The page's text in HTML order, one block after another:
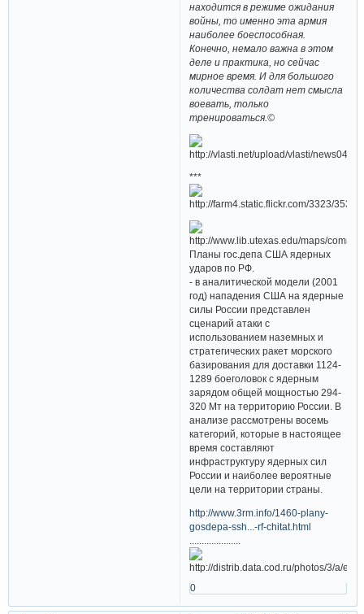
находится в режиме ожидания
войны, то именно эта армия
наиболее боеспособная.
Конечно, немало важна в этом
деле и практика, но сейчас
мирное время. И для большого
количества солдат нет смысла
воевать, только
тренироваться.©
***
Планы гос.депа США ядерных
ударов по РФ.
- в аналитической модели (2001
год) нападения США на ядерные
силы России представлен
сценарий атаки с
использованием наземных и
стратегических ракет морского
базирования для доставки 1124-
1289 боеголовок с ядерным
зарядом общей мощностью 294-
320 Мт на территорию России. В
анализе рассмотрены восемь
категорий, которые в настоящее
время составляют
инфраструктуру ядерных сил
России и наиболее вероятные
цели на территории страны.
http://www.3rm.info/1460-plany-
gosdepa-ssh...-rf-chitat.html
0